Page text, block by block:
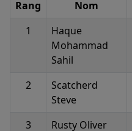
Rang
Nom
1
Haque
Mohammad
Sahil
2
Scatcherd
Steve
3 Rusty Oliver